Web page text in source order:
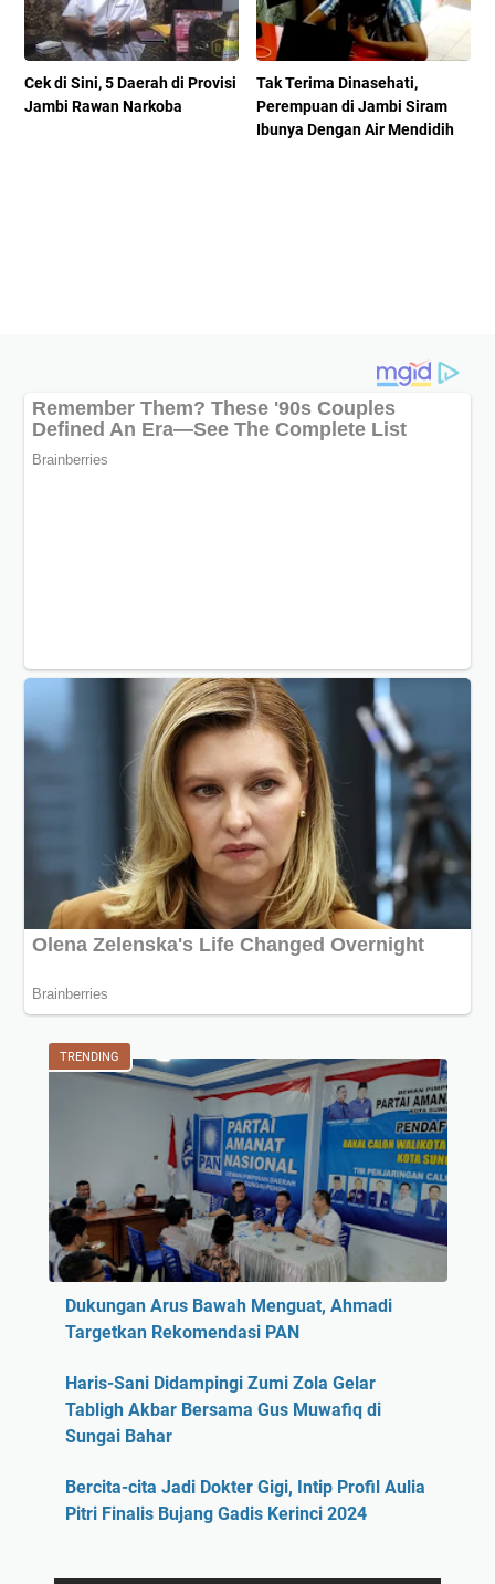
Cek di Sini, 5 Daerah di Provisi
Jambi Rawan Narkoba
Tak Terima Dinasehati,
Perempuan di Jambi Siram
Ibunya Dengan Air Mendidih
TRENDING
Dukungan Arus Bawah Menguat, Ahmadi
Targetkan Rekomendasi PAN
Haris-Sani Didampingi Zumi Zola Gelar
Tabligh Akbar Bersama Gus Muwafiq di
Sungai Bahar
Bercita-cita Jadi Dokter Gigi, Intip Profil Aulia
Pitri Finalis Bujang Gadis Kerinci 2024